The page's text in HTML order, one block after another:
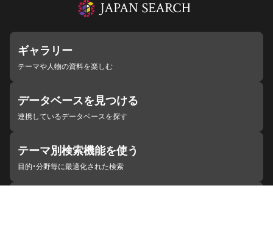
ギャラリー
テーマや人物の資料を楽しむ
データベースを見つける
連携しているデータベースを探す
テーマ別検索機能を使う
目的・分野毎に最適化された検索